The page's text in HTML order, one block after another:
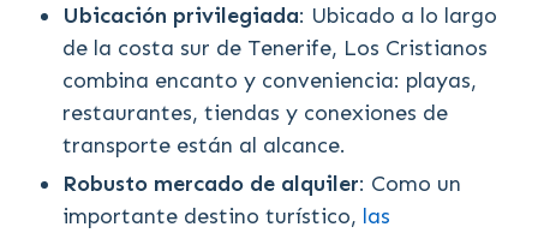
Ubicación privilegiada: Ubicado a lo largo
de la costa sur de Tenerife, Los Cristianos
combina encanto y conveniencia: playas,
restaurantes, tiendas y conexiones de
transporte están al alcance.
Robusto mercado de alquiler: Como un
importante destino turístico, las